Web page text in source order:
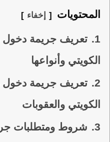
المحتويات إخفاء
1.
تعريف جريمة
الكويتي وأنواعها
2.
تعريف جريمة
الكويتي والعقوبات
3.
شروط ومتطلبات